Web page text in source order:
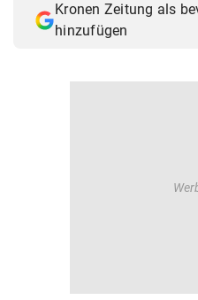
Kronen Zeitung als
hinzufügen